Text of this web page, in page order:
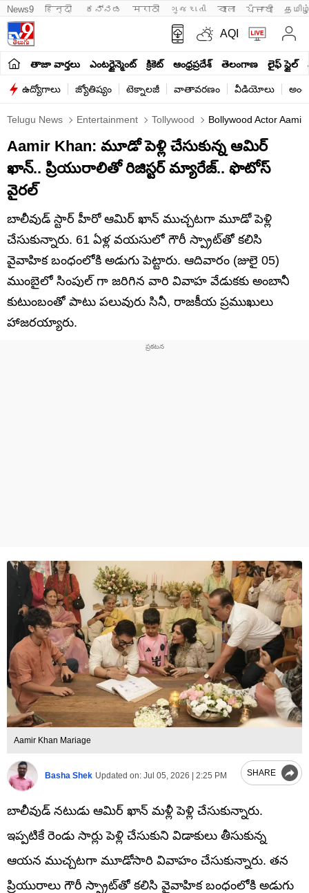
News9 हिन्दी ಕನ್ನಡ मराठी ગુજરાતી বাংলা ਪੰਜਾਬੀ
AQI
తాజా వార్తలు ఎంటర్టైన్మెంట్ క్రికెట్ ఆంధ్రప్రదేశ్ తెలంగాణ లైఫ్ స్టైల్
ఉద్యోగాలు జ్యోతిష్యం టెక్నాలజీ వాతావరణం వీడియోలు
Telugu News Entertainment Tollywood Bollywood Actor
Aamir Khan: మూడో పెళ్లి చేసుకున్న ఆమిర్
ఖాన్.. ప్రియురాలితో రిజిస్టర్ మ్యారేజ్.. ఫొటోస్
వైరల్
బాలీవుడ్ స్టార్ హీరో ఆమిర్ ఖాన్ ముచ్చటగా మూడో పెళ్లి
చేసుకున్నారు. 61 ఏళ్ల వయసులో గౌరీ స్ప్రాట్‌తో కలిసి
వైవాహిక బంధంలోకి అడుగు పెట్టారు. ఆదివారం (జులై 05)
ముంబైలో సింపుల్ గా జరిగిన వారి వివాహ వేడుకకు అంబానీ
కుటుంబంతో పాటు పలువురు సినీ, రాజకీయ ప్రముఖులు
హాజరయ్యారు.
Aamir Khan Mariage
Basha Shek Updated on: Jul 05, 2026 | 2:25 PM SHARE
బాలీవుడ్ నటుడు ఆమిర్ ఖాన్ మళ్లీ పెళ్లి చేసుకున్నారు.
ఇప్పటికే రెండు సార్లు పెళ్లి చేసుకుని విడాకులు తీసుకున్న
ఆయన ముచ్చటగా మూడోసారి వివాహం చేసుకున్నారు. తన
ప్రియురాలు గౌరీ స్ప్రాట్‌తో కలిసి వైవాహిక బంధంలోకి అడుగు